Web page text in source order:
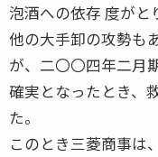
泡酒への依存 度がと
他の大手卸の攻勢も
が、二〇〇四年二月
確実となったとき、
た。
このとき三菱商事は